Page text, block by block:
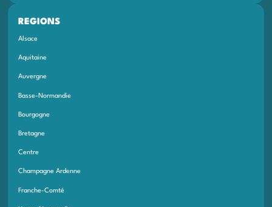
REGIONS
Alsace
Aquitaine
Auvergne
Basse-Normandie
Bourgogne
Bretagne
Centre
Champagne Ardenne
Franche-Comté